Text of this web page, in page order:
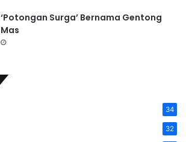
‘Potongan Surga’ Bernama Gentong
Mas
34
32